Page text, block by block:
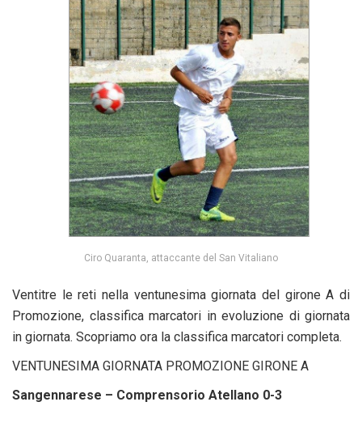
Ciro Quaranta, attaccante del San Vitaliano
Ventitre le reti nella ventunesima giornata del girone A di
Promozione, classifica marcatori in evoluzione di giornata
in giornata. Scopriamo ora la classifica marcatori completa.
VENTUNESIMA GIORNATA PROMOZIONE GIRONE A
Sangennarese – Comprensorio Atellano 0-3